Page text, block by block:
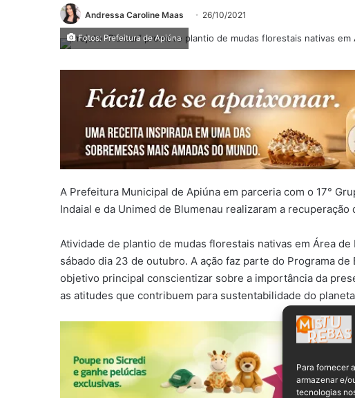
Para fornecer
armazenar e/
tecnologias
Andressa Caroline Maas 26/10/2021
Fotos: Prefeitura de Apiúna
A Prefeitura Municipal de Apiúna em parceria com o 17°
Indaial e da Unimed de Blumenau realizaram a
Atividade de plantio de mudas florestais nativas em Área
sábado dia 23 de outubro. A ação faz parte do Programa
objetivo principal conscientizar sobre a importância da
as atitudes que contribuem para sustentabilidade do